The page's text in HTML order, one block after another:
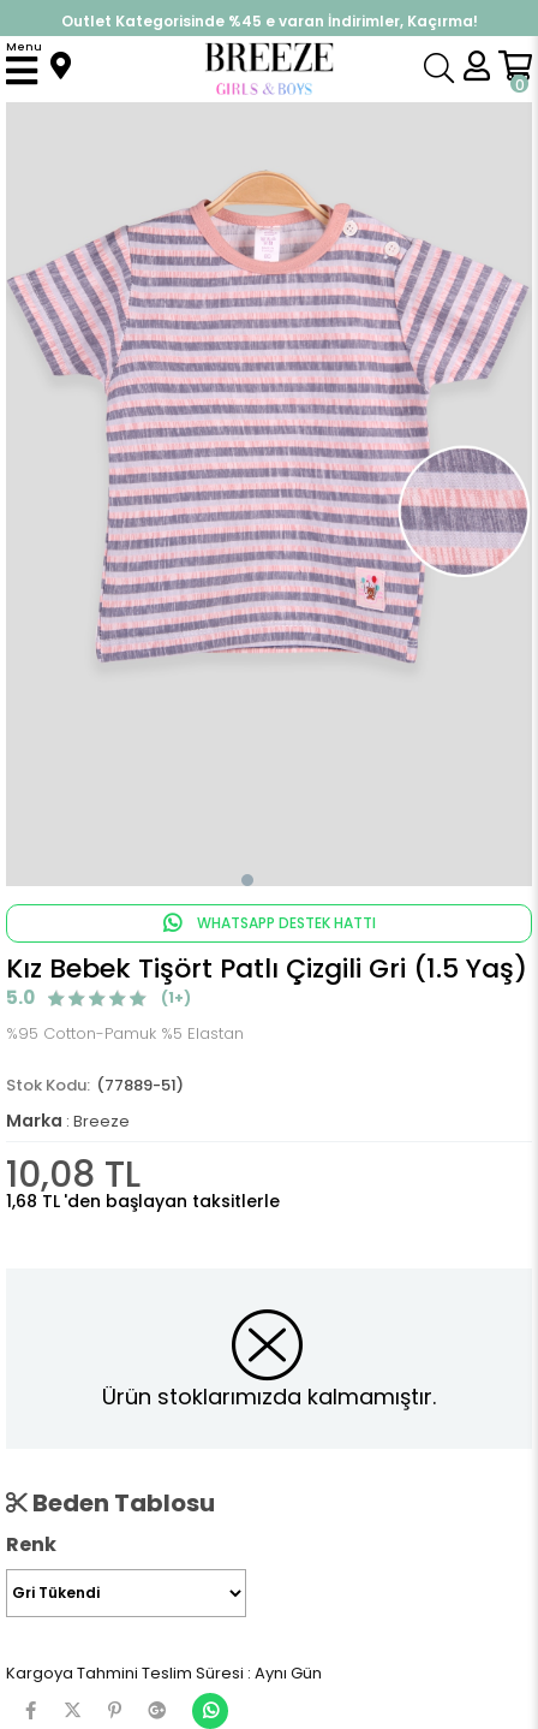
Outlet Kategorisinde %45 e varan İndirimler, Kaçırma!
İndirimlere ek %10 İndirimi Kap, Hemen Üye Ol!
0
Menu
Anasayfa Üst Giyim Tişört
WHATSAPP DESTEK HATTI
Kız Bebek Tişört Patlı Çizgili Gri (1.5 Yaş)
5.0 (1+)
%95 Cotton-Pamuk %5 Elastan
(77889-51)
Marka : Breeze
10,08 TL
1,68 TL 'den başlayan taksitlerle
Ürün stoklarımızda kalmamıştır.
Beden Tablosu
Renk
Kargoya Tahmini Teslim Süresi : Aynı Gün